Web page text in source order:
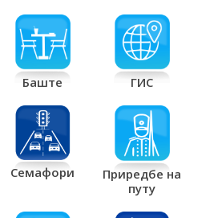
Баште ГИС
Семафори
Приредбе на
путу